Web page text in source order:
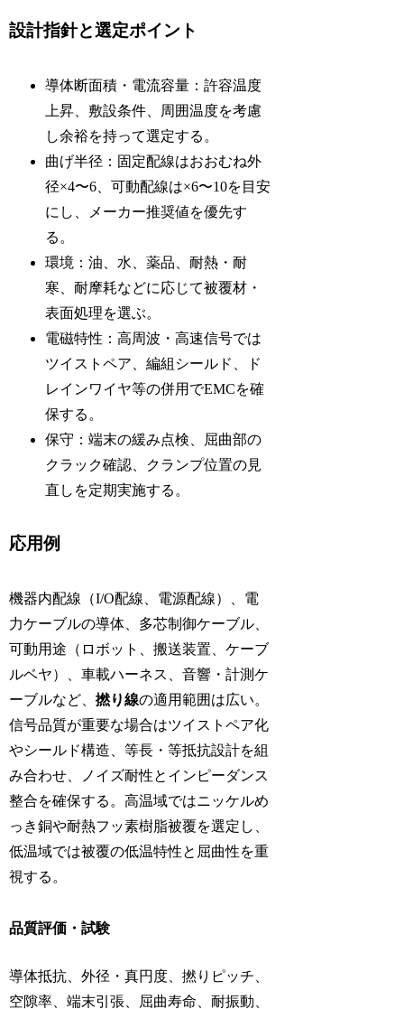
設計指針と選定ポイント
導体断面積・電流容量：許容温度
上昇、敷設条件、周囲温度を考慮
し余裕を持って選定する。
曲げ半径：固定配線はおおむね外
径×4〜6、可動配線は×6〜10を目安
にし、メーカー推奨値を優先す
る。
環境：油、水、薬品、耐熱・耐
寒、耐摩耗などに応じて被覆材・
表面処理を選ぶ。
電磁特性：高周波・高速信号では
ツイストペア、編組シールド、ド
レインワイヤ等の併用でEMCを確
保する。
保守：端末の緩み点検、屈曲部の
クラック確認、クランプ位置の見
直しを定期実施する。
応用例
機器内配線（I/O配線、電源配線）、電
力ケーブルの導体、多芯制御ケーブル、
可動用途（ロボット、搬送装置、ケーブ
ルベヤ）、車載ハーネス、音響・計測ケ
ーブルなど、撚り線の適用範囲は広い。
信号品質が重要な場合はツイストペア化
やシールド構造、等長・等抵抗設計を組
み合わせ、ノイズ耐性とインピーダンス
整合を確保する。高温域ではニッケルめ
っき銅や耐熱フッ素樹脂被覆を選定し、
低温域では被覆の低温特性と屈曲性を重
視する。
品質評価・試験
導体抵抗、外径・真円度、撚りピッチ、
空隙率、端末引張、屈曲寿命、耐振動、